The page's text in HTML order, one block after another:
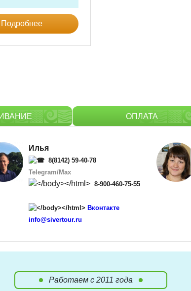
Подробнее
ОПЛАТА
Илья
8(8142) 59-40-78
Telegram/Max
8-900-460-75-55
Вконтакте
info@sivertour.ru
Работаем с 2011 года